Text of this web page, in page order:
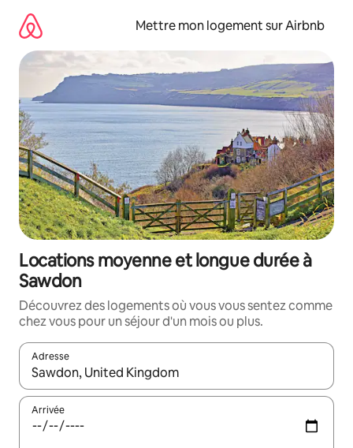
directement
contenu
Mettre mon logement sur Airbnb
Locations moyenne et longue durée à
Sawdon
Découvrez des logements où vous vous sentez comme
chez vous pour un séjour d'un mois ou plus.
Adresse
Lorsque les résultats s'affichent, utilisez les flèches vers le
Arrivée